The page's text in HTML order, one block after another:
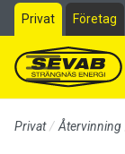
Till sidans
Privat Företag
Privat Återvinning